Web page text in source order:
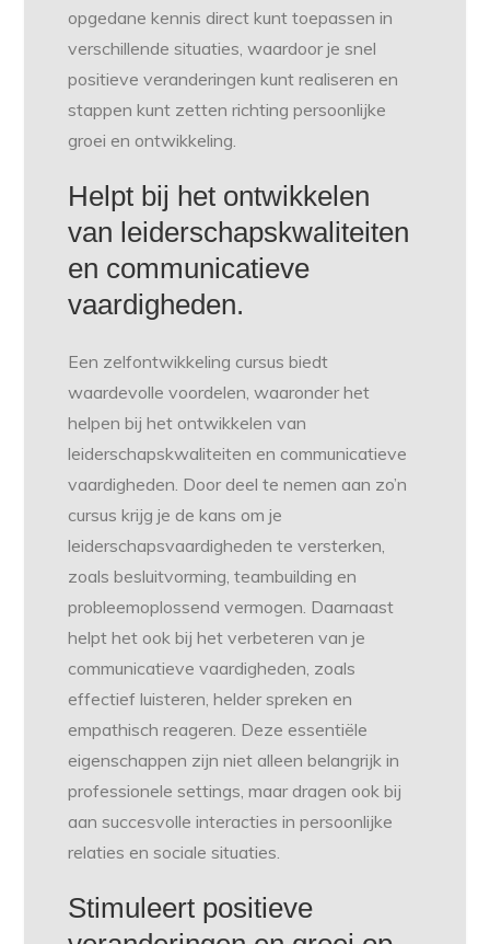
opgedane kennis direct kunt toepassen in
verschillende situaties, waardoor je snel
positieve veranderingen kunt realiseren en
stappen kunt zetten richting persoonlijke
groei en ontwikkeling.
Helpt bij het ontwikkelen
van leiderschapskwaliteiten
en communicatieve
vaardigheden.
Een zelfontwikkeling cursus biedt
waardevolle voordelen, waaronder het
helpen bij het ontwikkelen van
leiderschapskwaliteiten en communicatieve
vaardigheden. Door deel te nemen aan zo’n
cursus krijg je de kans om je
leiderschapsvaardigheden te versterken,
zoals besluitvorming, teambuilding en
probleemoplossend vermogen. Daarnaast
helpt het ook bij het verbeteren van je
communicatieve vaardigheden, zoals
effectief luisteren, helder spreken en
empathisch reageren. Deze essentiële
eigenschappen zijn niet alleen belangrijk in
professionele settings, maar dragen ook bij
aan succesvolle interacties in persoonlijke
relaties en sociale situaties.
Stimuleert positieve